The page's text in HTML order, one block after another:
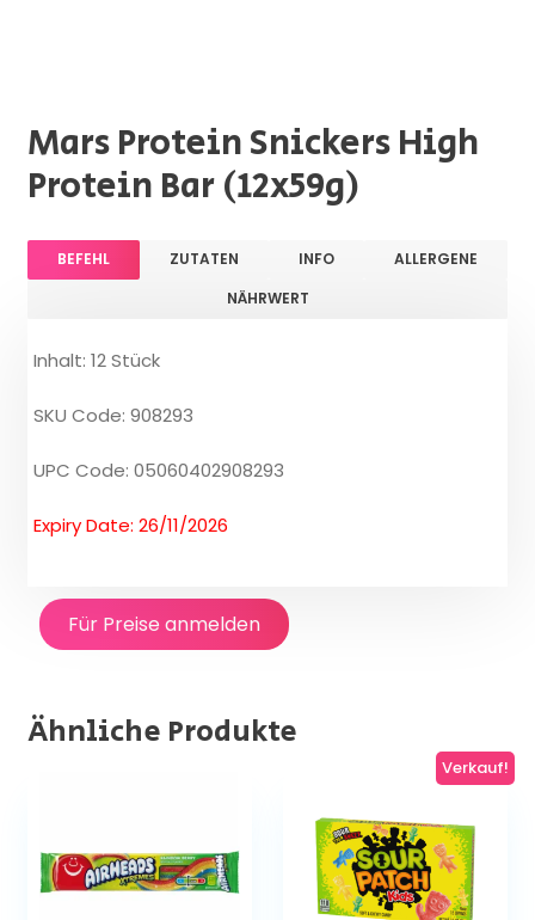
Mars Protein Snickers High
Protein Bar (12x59g)
BEFEHL ZUTATEN INFO
ALLERGENE
NÄHRWERT
Inhalt: 12 Stück
SKU Code: 908293
UPC Code: 05060402908293
Expiry Date: 26/11/2026
Für Preise anmelden
Ähnliche Produkte
Verkauf!